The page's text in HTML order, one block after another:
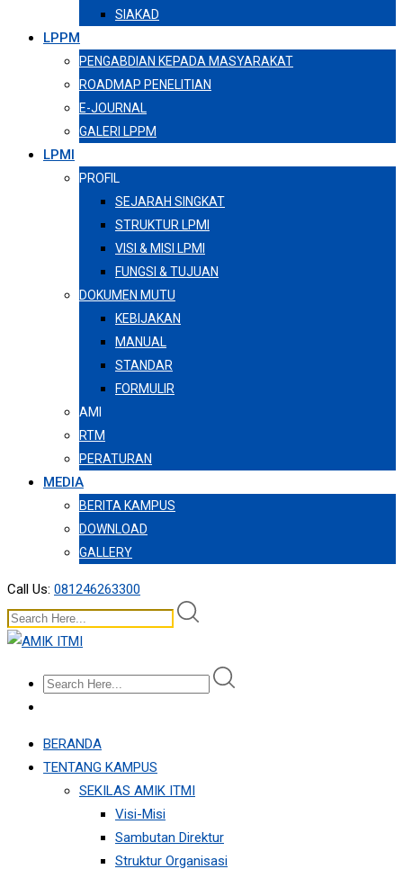
SIAKAD
LPPM
PENGABDIAN KEPADA MASYARAKAT
ROADMAP PENELITIAN
E-JOURNAL
GALERI LPPM
LPMI
PROFIL
SEJARAH SINGKAT
STRUKTUR LPMI
VISI & MISI LPMI
FUNGSI & TUJUAN
DOKUMEN MUTU
KEBIJAKAN
MANUAL
STANDAR
FORMULIR
AMI
RTM
PERATURAN
MEDIA
BERITA KAMPUS
DOWNLOAD
GALLERY
Call Us: 081246263300
BERANDA
TENTANG KAMPUS
SEKILAS AMIK ITMI
Visi-Misi
Sambutan Direktur
Struktur Organisasi